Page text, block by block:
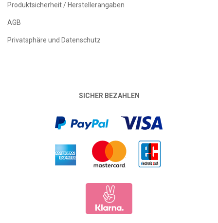
Produktsicherheit / Herstellerangaben
AGB
Privatsphäre und Datenschutz
SICHER BEZAHLEN